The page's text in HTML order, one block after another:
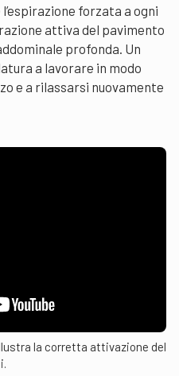
forzata a ogni
attiva del pavimento
profonda. Un
a lavorare in modo
e a rilassarsi nuovamente
la corretta attivazione del